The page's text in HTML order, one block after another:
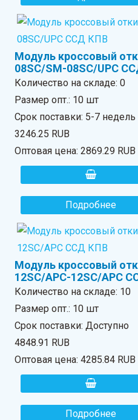
Модуль кроссовый
08SC/SM-08SC/UPC
Количество на складе:0
Размер опт.: 10 шт
Срок поставки: 5-7 недель
3246.25 RUB
Оптовая цена:2869.29 RUB
Подробнее
Модуль кроссовый
12SC/APC-12SC/APC
Количество на складе: 10
Размер опт.: 10 шт
Срок поставки: Доступно
4848.91 RUB
Оптовая цена:4285.84 RUB
Подробнее